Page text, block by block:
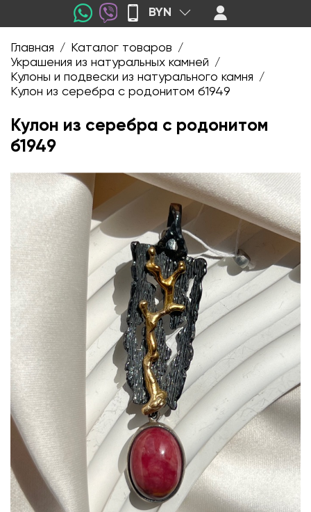
BYN
Главная / Каталог товаров /
Украшения из натуральных камней /
Кулоны и подвески из натурального камня /
Кулон из серебра с родонитом б1949
Кулон из серебра с родонитом
б1949